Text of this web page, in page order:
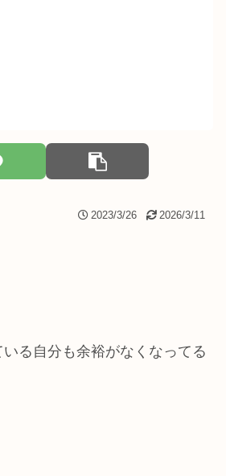
2023/3/26 2026/3/11
る自分も余裕がなくなってる